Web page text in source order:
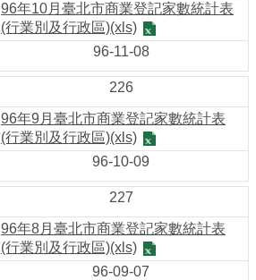
96年10月臺北市商業登記家數統計表
(行業別及行政區)(xls)
96-11-08
226
96年9月臺北市商業登記家數統計表
(行業別及行政區)(xls)
96-10-09
227
96年8月臺北市商業登記家數統計表
(行業別及行政區)(xls)
96-09-07